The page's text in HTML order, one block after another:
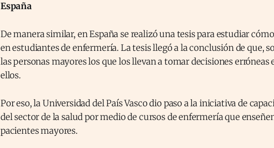
España
De manera similar, en España se realizó una tesis para estudiar
en estudiantes de enfermería. La tesis llegó a la conclusión de que,
las personas mayores los que los llevan a tomar decisiones
ellos.
Por eso, la Universidad del País Vasco dio paso a la iniciativa de
del sector de la salud por medio de cursos de enfermería que
pacientes mayores.